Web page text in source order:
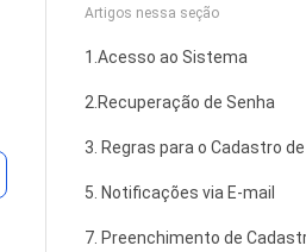
Artigos nessa seção
1.Acesso ao Sistema
2.Recuperação de Senha
3. Regras para o Cadastro
5. Notificações via E-mail
7. Preenchimento de
Ainda não seguido por ninguém